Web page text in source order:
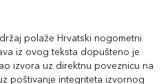
polaže Hrvatski nogometni
iz ovog teksta dopušteno je
izvora uz direktnu poveznicu na
poštivanje integriteta izvornog